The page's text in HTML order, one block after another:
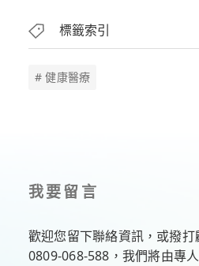
標籤索引
# 健康醫療
我要留言
歡迎您留下聯絡資訊，或撥打
0809-068-588 ，我們將由專